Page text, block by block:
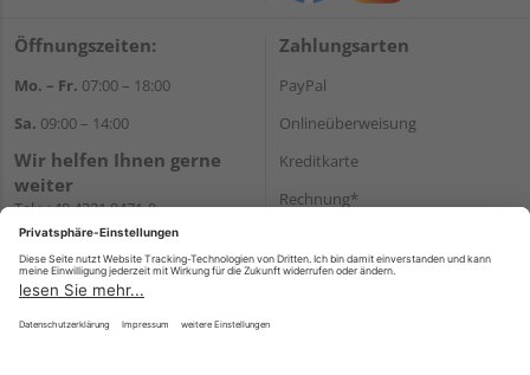
Öffnungszeiten:
Mo. – Fr. 07:00 – 18:00
Sa. 09:00 – 14:00
Wir helfen Ihnen gerne
weiter
Tel.:+49 4321 9471-0
E-Mail:shop@holzland-greve.de
Zahlungsarten
PayPal
Onlineüberweisung
Kreditkarte
Rechnung*
Versand